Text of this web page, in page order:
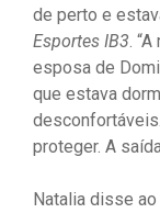
de perto e
Esportes IB3 .
esposa de
que estava
proteger. A
Natalia disse